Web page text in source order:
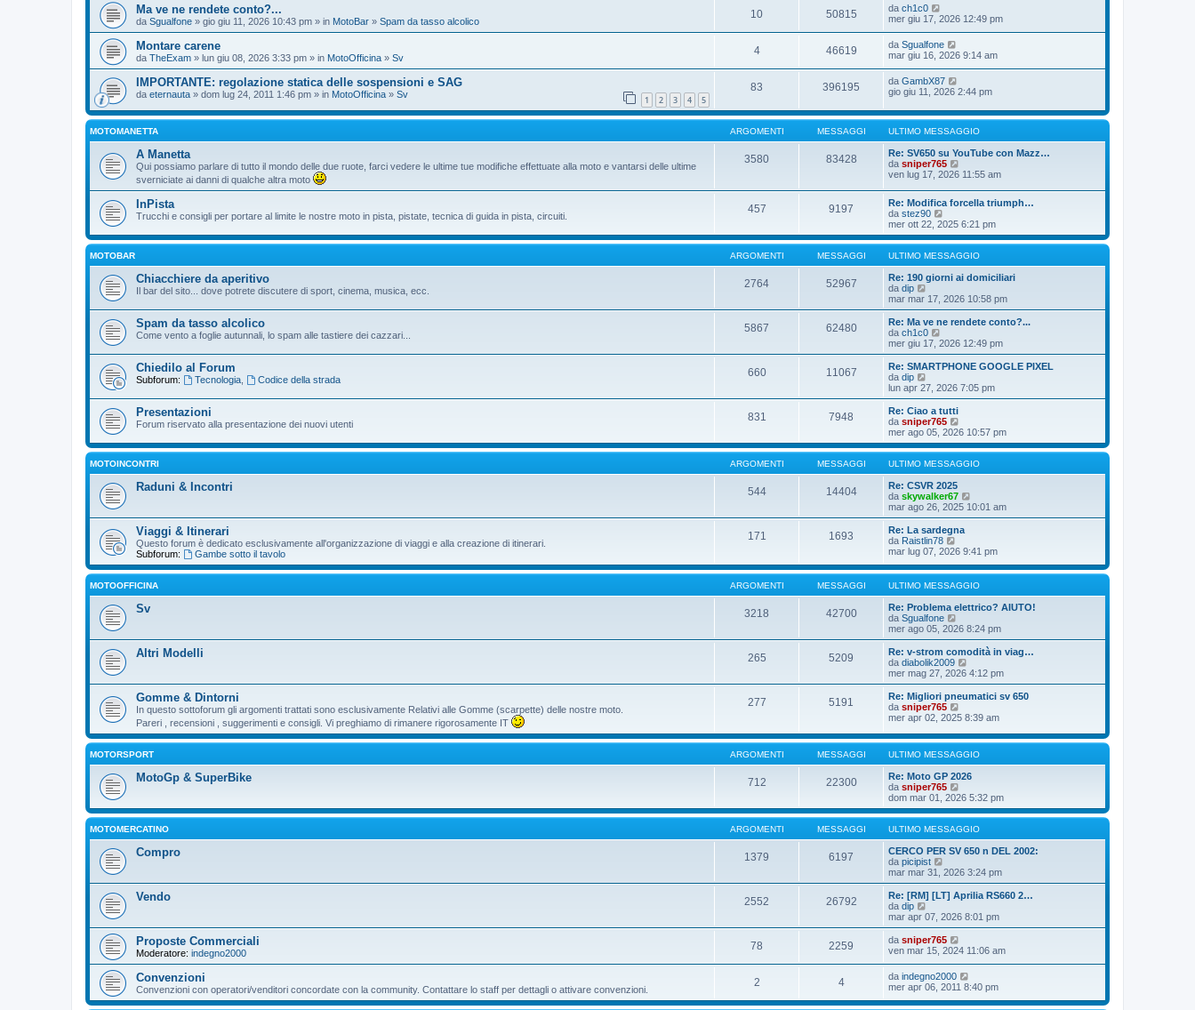
Ma ve ne rendete conto?...
da Sgualfone » gio giu 11, 2026 10:43 pm » in MotoBar » Spam da tasso alcolico
10 50815 da ch1c0
mer giu 17, 2026 12:49 pm
Montare carene
da TheExam » lun giu 08, 2026 3:33 pm » in MotoOfficina » Sv
4 46619 da Sgualfone
mar giu 16, 2026 9:14 am
IMPORTANTE: regolazione statica delle sospensioni e SAG
1 2 3 4 5
da eternauta » dom lug 24, 2011 1:46 pm » in MotoOfficina » Sv
83 396195 da GambX87
gio giu 11, 2026 2:44 pm
MOTOMANETTA ARGOMENTI MESSAGGI ULTIMO MESSAGGIO
A Manetta
Qui possiamo parlare di tutto il mondo delle due ruote, farci vedere le ultime tue modifiche effettuate alla moto e vantarsi delle ultime
sverniciate ai danni di qualche altra moto
3580 83428
Re: SV650 su YouTube con Mazz…
da sniper765
e
i
u
t
i
m
o
m
e
s
a
g
i
o
ven lug 17, 2026 11:55 am
InPista
Trucchi e consigli per portare al limite le nostre moto in pista, pistate, tecnica di guida in pista, circuiti.
457 9197
Re: Modifica forcella triumph…
da stez90
e
d
i
u
l
t
m
o
m
s
a
g
g
i
mer ott 22, 2025 6:21 pm
MOTOBAR ARGOMENTI MESSAGGI ULTIMO MESSAGGIO
Chiacchiere da aperitivo
Il bar del sito... dove potrete discutere di sport, cinema, musica, ecc.
2764 52967
Re: 190 giorni ai domiciliari
da dip
e
d
i
u
l
i
m
o
m
s
s
a
g
i
mar mar 17, 2026 10:58 pm
Spam da tasso alcolico
Come vento a foglie autunnali, lo spam alle tastiere dei cazzari...
5867 62480
Re: Ma ve ne rendete conto?...
da ch1c0
e
d
i
l
i
m
o
m
e
s
s
a
g
g
i
mer giu 17, 2026 12:49 pm
Chiedilo al Forum
Subforum: Tecnologia, Codice della strada
660 11067
Re: SMARTPHONE GOOGLE PIXEL
da dip
e
d
i
u
l
i
m
o
m
e
s
g
g
i
o
lun apr 27, 2026 7:05 pm
Presentazioni
Forum riservato alla presentazione dei nuovi utenti
831 7948
Re: Ciao a tutti
da sniper765
e
d
i
u
l
m
o
m
s
a
g
g
i
o
mer ago 05, 2026 10:57 pm
MOTOINCONTRI ARGOMENTI MESSAGGI ULTIMO MESSAGGIO
Raduni & Incontri 544 14404
Re: CSVR 2025
da skywalker67
e
d
l
i
m
o
m
e
s
s
a
g
i
o
mar ago 26, 2025 10:01 am
Viaggi & Itinerari
Questo forum è dedicato esclusivamente all'organizzazione di viaggi e alla creazione di itinerari.
Subforum:
Gambe sotto il tavolo
171 1693
Re: La sardegna
da Raistlin78
e
i
u
t
i
m
o
e
s
s
a
g
g
i
o
mar lug 07, 2026 9:41 pm
MOTOOFFICINA ARGOMENTI MESSAGGI ULTIMO MESSAGGIO
Sv 3218 42700
Re: Problema elettrico? AIUTO!
da Sgualfone
e
d
i
u
l
m
o
m
e
s
s
a
g
g
i
o
mer ago 05, 2026 8:24 pm
Altri Modelli 265 5209
Re: v-strom comodità in viag…
da diabolik2009
e
d
i
l
i
m
o
m
e
s
a
g
g
i
o
mer mag 27, 2026 4:12 pm
Gomme & Dintorni
In questo sottoforum gli argomenti trattati sono esclusivamente Relativi alle Gomme (scarpette) delle nostre moto.
Pareri , recensioni , suggerimenti e consigli. Vi preghiamo di rimanere rigorosamente IT
277 5191
Re: Migliori pneumatici sv 650
da sniper765
e
i
l
i
o
m
s
a
g
i
o
mer apr 02, 2025 8:39 am
MOTORSPORT ARGOMENTI MESSAGGI ULTIMO MESSAGGIO
MotoGp & SuperBike 712 22300
Re: Moto GP 2026
da sniper765
e
d
i
u
l
t
m
o
m
e
s
g
g
i
o
dom mar 01, 2026 5:32 pm
MOTOMERCATINO ARGOMENTI MESSAGGI ULTIMO MESSAGGIO
Compro 1379 6197
CERCO PER SV 650 n DEL 2002:
da picipist
e
d
i
u
l
i
m
o
m
e
s
s
mar mar 31, 2026 3:24 pm
Vendo 2552 26792
Re: [RM] [LT] Aprilia RS660 2…
da dip
e
d
i
u
t
i
m
o
mar apr 07, 2026 8:01 pm
Proposte Commerciali
Moderatore: indegno2000
78 2259 da sniper765
e
i
u
l
t
ven mar 15, 2024 11:06 am
Convenzioni
Convenzioni con operatori/venditori concordate con la community. Contattare lo staff per dettagli o attivare convenzioni.
2 4 da indegno2000
e
i
mer apr 06, 2011 8:40 pm